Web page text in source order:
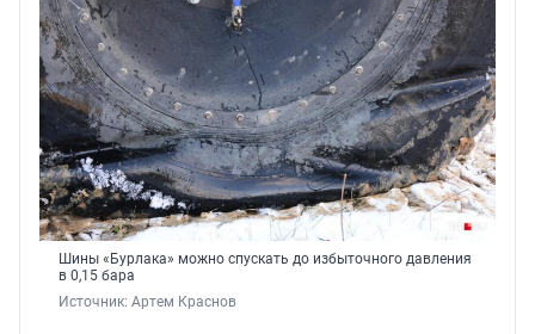
Шины «Бурлака» можно спускать до избыточного давления
в 0,15 бара
Источник: Артем Краснов